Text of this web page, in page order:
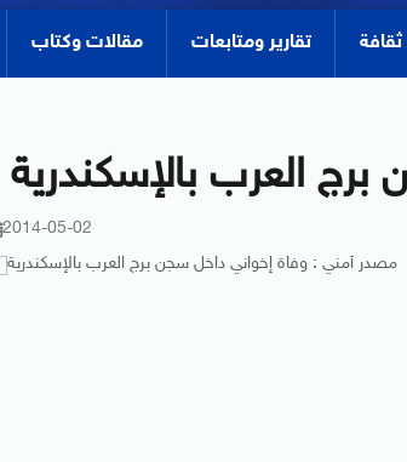
ثقافة تقارير ومتابعات مقالات وكتاب
العرب بالإسكندرية
2014-05-02